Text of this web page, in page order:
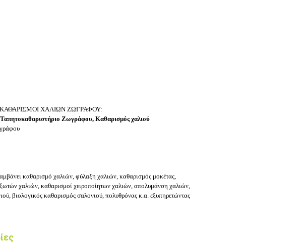
ΧΑΛΙΩΝ ΖΩΓΡΑΦΟΥ:
Ταπητοκαθαριστήριο Ζωγράφου, Καθαρισμός χαλιού
καθαρισμό χαλιών, φύλαξη χαλιών, καθαρισμός μοκέτας,
χαλιών, καθαρισμοί χειροποίητων χαλιών, απολυμάνση χαλιών,
βιολογικός καθαρισμός σαλονιού, πολυθρόνας κ.α. εξυπηρετώντας